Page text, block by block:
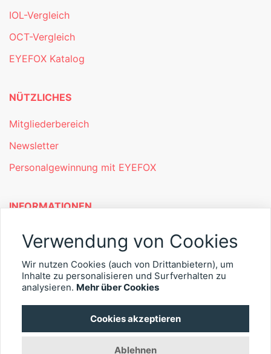
IOL-Vergleich
OCT-Vergleich
EYEFOX Katalog
NÜTZLICHES
Mitgliederbereich
Newsletter
Personalgewinnung mit EYEFOX
INFORMATIONEN
Was ist EYEFOX – Ihre Möglichkeiten
Kontakt
Verwendung von Cookies
Wir nutzen Cookies (auch von Drittanbietern), um
Inhalte zu personalisieren und Surfverhalten zu
analysieren. Mehr über Cookies
Cookies akzeptieren
Ablehnen